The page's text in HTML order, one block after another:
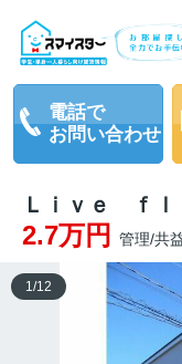
電話で
お問い合わせ
Ｌｉｖｅ ｆｌ
2.7万円 管理/共
1/12